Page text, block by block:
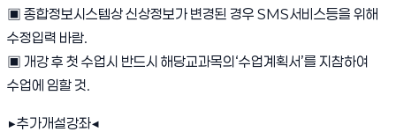
▣ 종합정보시스템상 신상정보가 변경된 경우 SMS서비스등을 위해
수정입력 바람.
▣ 개강 후 첫 수업시 반드시 해당교과목의‘수업계획서’를 지참하여
수업에 임할 것.
▶추가개설강좌◀